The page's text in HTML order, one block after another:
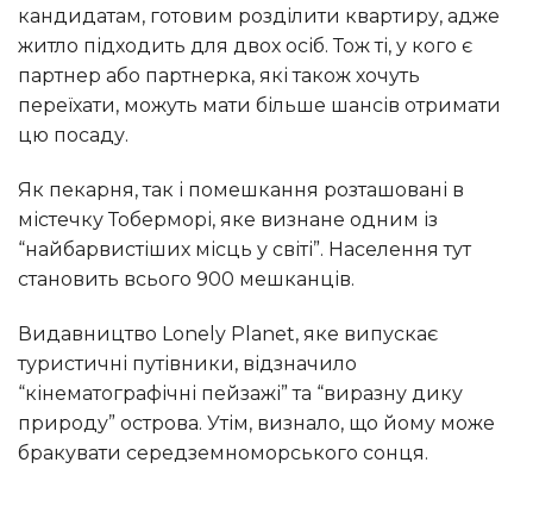
кандидатам, готовим розділити квартиру, адже
житло підходить для двох осіб. Тож ті, у кого є
партнер або партнерка, які також хочуть
переїхати, можуть мати більше шансів отримати
цю посаду.
Як пекарня, так і помешкання розташовані в
містечку Тоберморі, яке визнане одним із
“найбарвистіших місць у світі”. Населення тут
становить всього 900 мешканців.
Видавництво Lonely Planet, яке випускає
туристичні путівники, відзначило
“кінематографічні пейзажі” та “виразну дику
природу” острова. Утім, визнало, що йому може
бракувати середземноморського сонця.